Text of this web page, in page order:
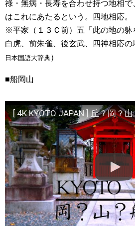
祿・無病・長寿を合わせ持つ地相
はこれにあたるという。四地相応。
※平家（１３Ｃ前）五「此の地の躰
白虎、前朱雀、後玄武、四神相応
日本国語大辞典）
■船岡山